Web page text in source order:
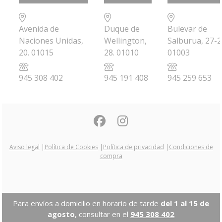
Avenida de
Naciones Unidas,
20. 01015
945 308 402
Duque de
Wellington,
28. 01010
945 191 408
Bulevar de
Salburua, 27-
01003
945 259 653
Aviso legal | Política de Cookies| Política de privacidad | Condiciones de
compra
Para envíos a domicilio en horario de tarde del 1 al 15 de
agosto, consultar en el 945 308 402